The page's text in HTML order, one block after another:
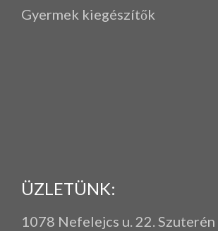
Gyermek kiegészítők
ÜZLETÜNK:
1078 Nefelejcs u. 22. Szuterén